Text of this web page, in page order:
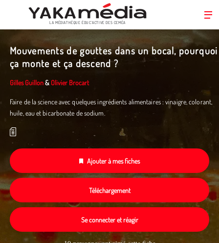
principal
LA MÉDIATHÈQUE ÉDUC’ACTIVE DES CEMÉA
Mouvements de gouttes dans un bocal, pourquoi
ça monte et ça descend ?
Gilles Guillon& Olivier Brocart
Faire de la science avec quelques ingrédients alimentaires : vinaigre, colorant,
huile, eau et bicarbonate de sodium.
Ajouter à mes fiches
Téléchargement
Se connecter et réagir